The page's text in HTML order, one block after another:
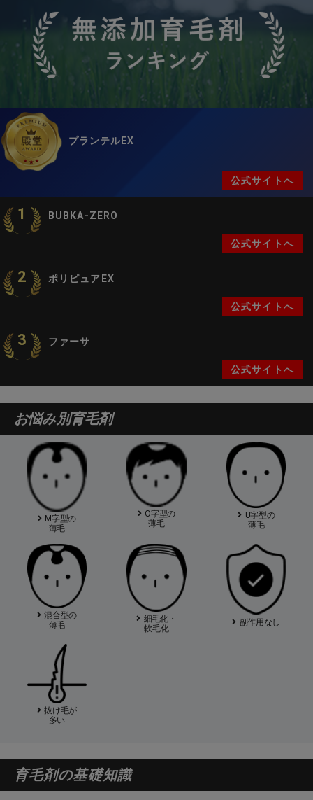
プランテルEX
公式サイトへ
1 BUBKA-ZERO
公式サイトへ
2 ポリピュアEX
公式サイトへ
3 ファーサ
公式サイトへ
お悩み別育毛剤
M字型の
薄毛
O字型の
薄毛
U字型の
薄毛
混合型の
薄毛
細毛化・
軟毛化
副作用なし
抜け毛が
多い
育毛剤の基礎知識